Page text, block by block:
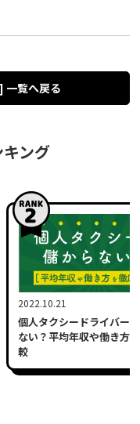
一覧へ戻る
ング
2022.10.21
個人タクシードライバー
ない？平均年収や働き方
較